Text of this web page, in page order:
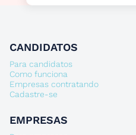
CANDIDATOS
Para candidatos
Como funciona
Empresas contratando
Cadastre-se
EMPRESAS